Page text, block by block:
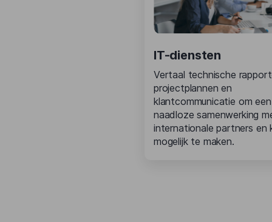
IT-diensten
Vertaal technische
projectplannen en
klantcommunicatie om
naadloze samenwerking
internationale partners en
mogelijk te maken.